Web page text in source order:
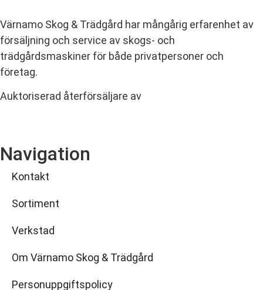
Värnamo Skog & Trädgård har mångårig erfarenhet av
försäljning och service av skogs- och
trädgårdsmaskiner för både privatpersoner och
företag.
Auktoriserad återförsäljare av
Navigation
Kontakt
Sortiment
Verkstad
Om Värnamo Skog & Trädgård
Personuppgiftspolicy